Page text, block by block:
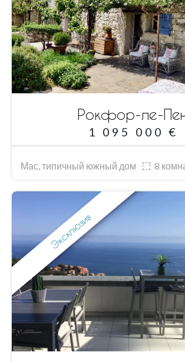
Рокфор-ле-
1 095 000 €
Мас, типичный южный дом 8
Эксклюзив
Фаворит